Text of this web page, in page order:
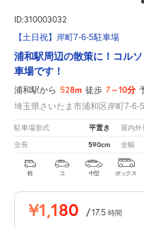
ID:310003032
【土日祝】岸町7-6-5駐車場
浦和駅周辺の散策に！コル
車場です！
浦和駅から 528m 徒歩 7～10分
埼玉県さいたま市浦和区岸町7-6-5
駐車場形式 平置き 屋内外
全長 590cm 全幅
軽 コ 中型 ボックス
¥1,180 /17.5 時間